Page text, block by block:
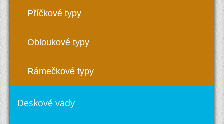
Příčkové typy
Obloukové typy
Rámečkové typy
Deskové vady